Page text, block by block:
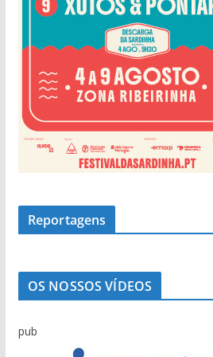
Reportagens
OS NOSSOS VÍDEOS
pub